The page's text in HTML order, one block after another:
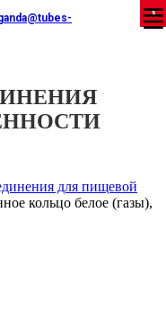
для пищевой
кольцо белое (газы),
X
X
X
X
X
X
X
X
X
X
X
X
X
X
X
X
X
X
X